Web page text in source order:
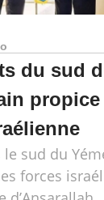
du sud
propice
sud du
forces